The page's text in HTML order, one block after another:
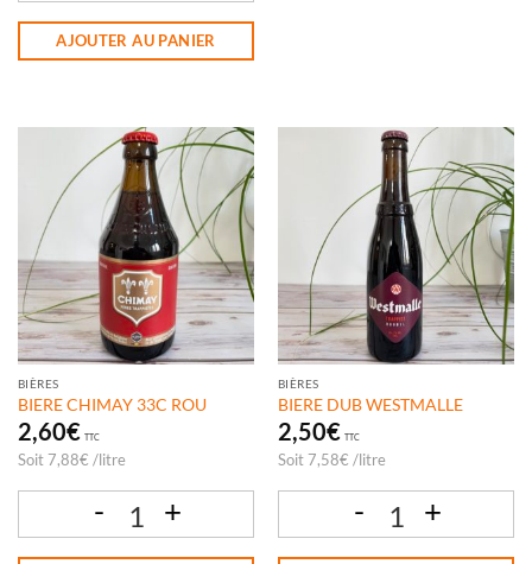
AJOUTER AU PANIER
BIÈRES
BIERE CHIMAY 33C ROU
2,60€ TTC
Soit 7,88€ /litre
BIÈRES
BIERE DUB WESTMALLE
2,50€ TTC
Soit 7,58€ /litre